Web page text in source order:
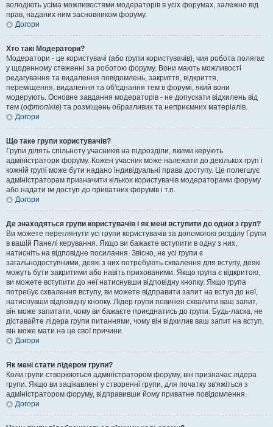
володіють усіма можливостями модераторів в усіх форумах, залежно від
прав, наданих ним засновником форуму.
Догори
Хто такі Модератори?
Модератори - це користувачі (або групи користувачів), чия робота полягає
у щоденному стеженні за роботою форуму. Вони мають можливості
редагування та видалення повідомлень, закриття, відкриття,
переміщення, видалення та об'єднання тем в форумі, який вони
модерують. Основне завдання модераторів - не допускати відхилень від
тем (офтопіків) та розміщень образливих та неприємних матеріалів.
Догори
Що таке групи користувачів?
Групи ділять спільноту учасників на підрозділи, якими керують
адміністратори форуму. Кожен учасник може належати до декількох груп і
кожній групі може бути надано індивідуальні права доступу. Це полегшує
адміністраторам призначити кількох користувачів модераторами форуму
або надати їм доступ до приватних форумів і т.п.
Догори
Де знаходяться групи користувачів і як мені вступити до одної з груп?
Ви можете переглянути усі групи користувачів за допомогою розділу Групи
в вашій Панелі керування. Якщо ви бажаєте вступити в одну з них,
натисніть на відповідне посилання. Звісно, не усі групи є
загальнодоступними, деякі з них потребують схвалення для вступу, деякі
можуть бути закритими або навіть прихованими. Якщо група є відкритою,
ви можете вступити до неї натиснувши відповідну кнопку. Якщо група
потребує схвалення вступу, ви можете відправити запит на вступ до неї,
натиснувши відповідну кнопку. Лідер групи повинен схвалити ваш запит,
він може запитати, чому ви бажаєте приєднатись до групи. Будь-ласка, не
діставайте лідера групи питаннями, чому він відхилив ваш запит на вступ,
він може мати на це свої причини.
Догори
Як мені стати лідером групи?
Коли групи створюються адміністратором форуму, він призначає лідера
групи. Якщо ви зацікавлені у створенні групи, для початку зв'яжіться з
адміністратором форуму, відправивши йому приватне повідомлення.
Догори